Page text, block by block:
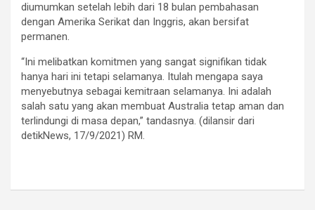
diumumkan setelah lebih dari 18 bulan pembahasan
dengan Amerika Serikat dan Inggris, akan bersifat
permanen.
“Ini melibatkan komitmen yang sangat signifikan tidak
hanya hari ini tetapi selamanya. Itulah mengapa saya
menyebutnya sebagai kemitraan selamanya. Ini adalah
salah satu yang akan membuat Australia tetap aman dan
terlindungi di masa depan,” tandasnya. (dilansir dari
detikNews, 17/9/2021) RM.